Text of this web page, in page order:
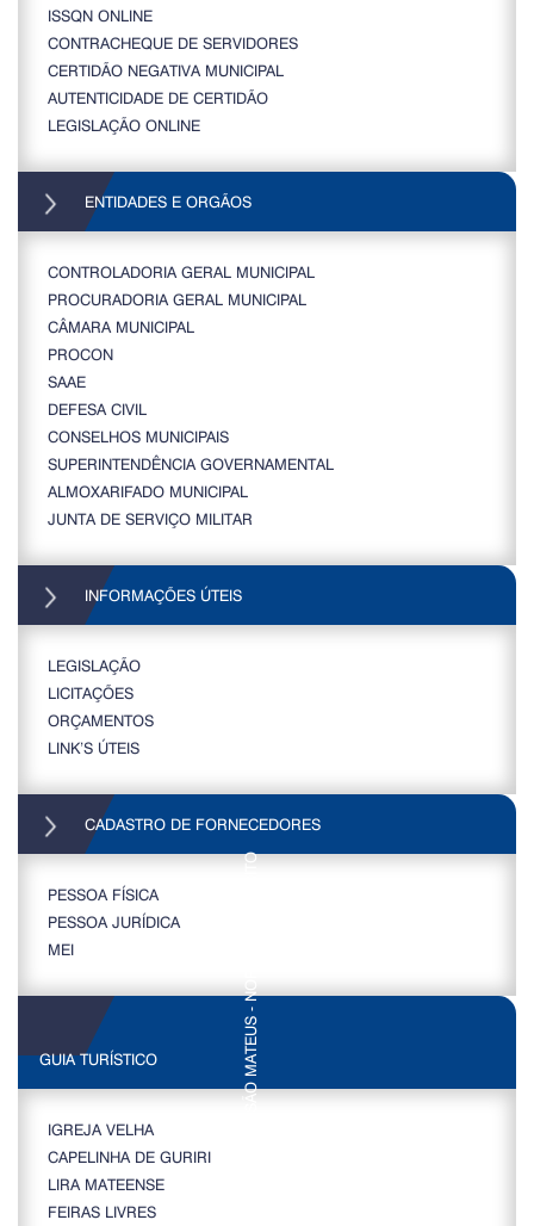
ISSQN ONLINE
CONTRACHEQUE DE SERVIDORES
CERTIDÃO NEGATIVA MUNICIPAL
AUTENTICIDADE DE CERTIDÃO
LEGISLAÇÃO ONLINE
ENTIDADES E ORGÃOS
CONTROLADORIA GERAL MUNICIPAL
PROCURADORIA GERAL MUNICIPAL
CÂMARA MUNICIPAL
PROCON
SAAE
DEFESA CIVIL
CONSELHOS MUNICIPAIS
SUPERINTENDÊNCIA GOVERNAMENTAL
ALMOXARIFADO MUNICIPAL
JUNTA DE SERVIÇO MILITAR
INFORMAÇÕES ÚTEIS
LEGISLAÇÃO
LICITAÇÕES
ORÇAMENTOS
LINK’S ÚTEIS
CADASTRO DE FORNECEDORES
PESSOA FÍSICA
PESSOA JURÍDICA
MEI
GUIA TURÍSTICO
IGREJA VELHA
CAPELINHA DE GURIRI
LIRA MATEENSE
FEIRAS LIVRES